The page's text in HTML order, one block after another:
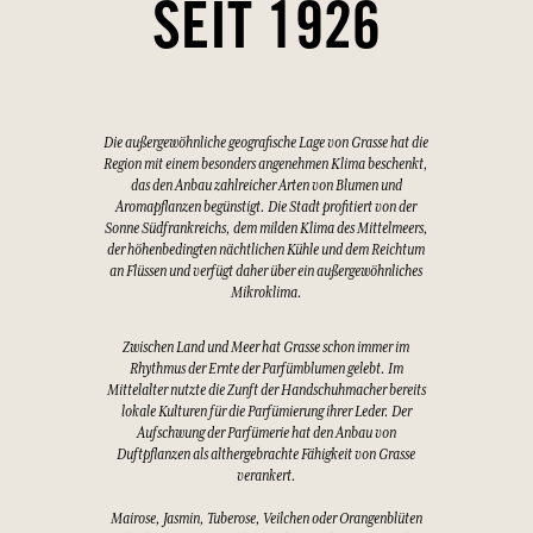
SEIT 1926
Die außergewöhnliche geografische Lage von Grasse hat die
Region mit einem besonders angenehmen Klima beschenkt,
das den Anbau zahlreicher Arten von Blumen und
Aromapflanzen begünstigt. Die Stadt profitiert von der
Sonne Südfrankreichs, dem milden Klima des Mittelmeers,
der höhenbedingten nächtlichen Kühle und dem Reichtum
an Flüssen und verfügt daher über ein außergewöhnliches
Mikroklima.
Zwischen Land und Meer hat Grasse schon immer im
Rhythmus der Ernte der Parfümblumen gelebt. Im
Mittelalter nutzte die Zunft der Handschuhmacher bereits
lokale Kulturen für die Parfümierung ihrer Leder. Der
Aufschwung der Parfümerie hat den Anbau von
Duftpflanzen als althergebrachte Fähigkeit von Grasse
verankert.
Mairose, Jasmin, Tuberose, Veilchen oder Orangenblüten